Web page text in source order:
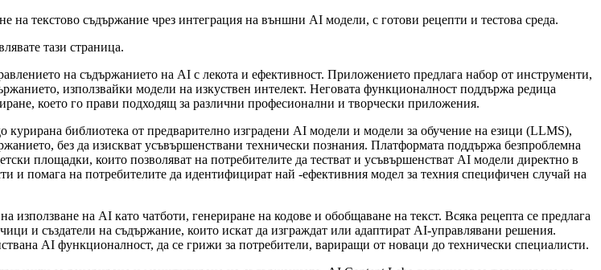
на текстово съдържание чрез интеграция на външни AI модели, с готови рецепти и тестова среда.
тази страница.
на съдържанието на AI с лекота и ефективност. Приложението предлага набор от инструменти,
използвайки модели на изкуствен интелект. Неговата функционалност поддържа редица
което го прави подходящ за различни професионални и творчески приложения.
библиотека от предварително изградени AI модели и модели за обучение на езици (LLMS),
без да изискват усъвършенствани технически познания. Платформата поддържа безпроблемна
площадки, които позволяват на потребителите да тестват и усъвършенстват AI модели директно в
и помага на потребителите да идентифицират най -ефективния модел за техния специфичен случай на
на AI като чатботи, генериране на кодове и обобщаване на текст. Всяка рецепта се предлага
и създатели на съдържание, които искат да изграждат или адаптират AI-управлявани решения.
AI функционалност, да се грижи за потребители, вариращи от новаци до технически специалисти.